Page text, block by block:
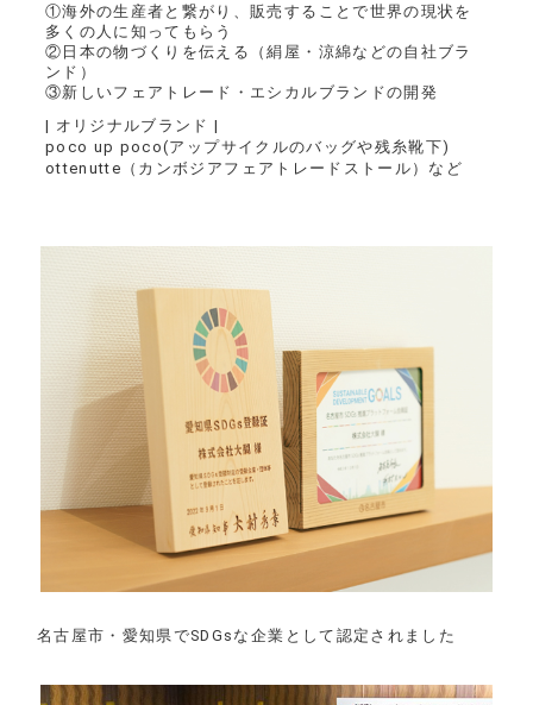
①海外の生産者と繋がり、販売することで世界の現状を
多くの人に知ってもらう
②日本の物づくりを伝える（絹屋・涼綿などの自社ブラ
ンド）
③新しいフェアトレード・エシカルブランドの開発
| オリジナルブランド |
poco up poco(アップサイクルのバッグや残糸靴下)
ottenutte（カンボジアフェアトレードストール）など
名古屋市・愛知県でSDGsな企業として認定されました